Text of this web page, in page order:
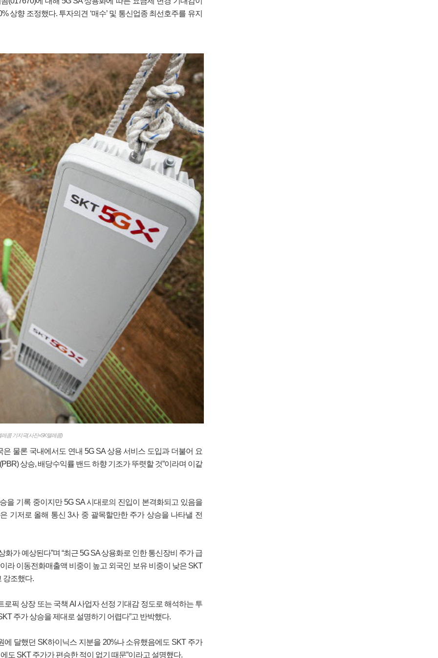
상향 조정했다. 투자의견 ‘매수’ 및 통신업종 최선호주를 유지
레콤 기지국(사진=SK텔레콤)
물론 국내에서도 연내 5G SA 상용 서비스 도입과 더불어 요
상승, 배당수익률 밴드 하향 기조가 뚜렷할 것”이라며 이같
을 기록 중이지만 5G SA 시대로의 진입이 본격화되고 있음을
기저로 올해 통신 3사 중 괄목할만한 주가 상승을 나타낼 전
가 예상된다”며 “최근 5G SA 상용화로 인한 통신장비 주가 급
라 이동전화매출액 비중이 높고 외국인 보유 비중이 낮은 SKT
강조했다.
로픽 상장 또는 국책 AI 사업자 선정 기대감 정도로 해석하는 투
주가 상승을 제대로 설명하기 어렵다”고 반박했다.
에 달했던 SK하이닉스 지분을 20%나 소유했음에도 SKT 주가
도 SKT 주가가 편승한 적이 없기 때문”이라고 설명했다.